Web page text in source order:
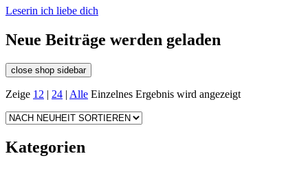
Leserin ich liebe dich
Neue Beiträge werden geladen
close shop sidebar
Zeige 12 | 24 | Alle Einzelnes Ergebnis wird angezeigt
Kategorien